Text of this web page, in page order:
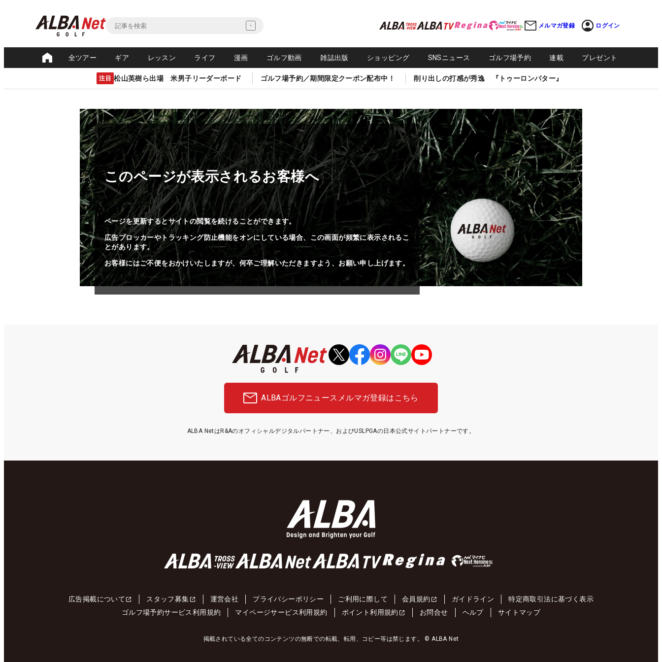
メルマガ登録 ログイン
全ツアー ギア レッスン ライフ 漫画 ゴルフ動画 雑誌出版 ショッピング SNSニュース ゴルフ場予約 連載 プレゼント
注目 松山英樹ら出場 米男子リーダーボード ゴルフ場予約／期間限定クーポン配布中！ 削り出しの打感が秀逸 『トゥーロンパター』
このページが表示されるお客様へ
ページを更新するとサイトの閲覧を続けることができます。
広告ブロッカーやトラッキング防止機能をオンにしている場合、この画面が頻繁に表示されるこ
とがあります。
お客様にはご不便をおかけいたしますが、何卒ご理解いただきますよう、お願い申し上げます。
ALBAゴルフニュース メルマガ登録はこちら
ALBA NetはR&Aのオフィシャルデジタルパートナー、およびUSLPGAの日本公式サイトパートナーです。
広告掲載について スタッフ募集 運営会社 プライバシーポリシー ご利用に際して 会員規約 ガイドライン
特定商取引法に基づく表示
ゴルフ場予約サービス利用規約
マイページサービス利用規約 ポイント利用規約 お問合せ ヘルプ サイトマップ
掲載されている全てのコンテンツの無断での転載、転用、コピー等は禁じます。 © ALBA Net